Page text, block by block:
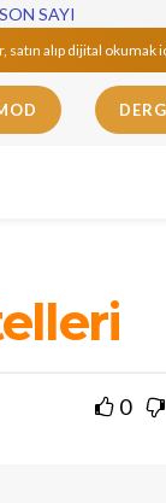
alıp dijital okumak
0